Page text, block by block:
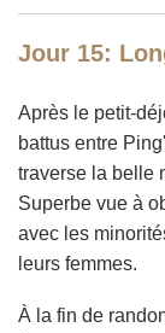
Jour 15:
Après le petit-
battus entre
traverse la belle
Superbe vue à
avec les
leurs femmes.
À la fin de